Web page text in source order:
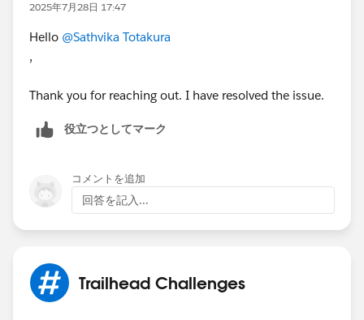
2025年7月28日 17:47
Hello @Sathvika Totakura
,
Thank you for reaching out. I have resolved the issue.
役立つとしてマーク
コメントを追加
回答を記入...
Trailhead Challenges